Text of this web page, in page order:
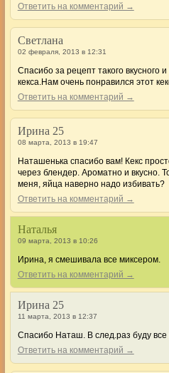
Ответить на комментарий →
Светлана
02 февраля, 2013 в 12:31
Спасибо за рецепт такого вкусного
кекса.Нам очень понравился этот
Ответить на комментарий →
Ирина 25
08 марта, 2013 в 19:47
Наташенька спасибо вам! Кекс
через блендер. Ароматно и вкусно.
меня, яйца наверно надо избивать?
Ответить на комментарий →
Наталья
09 марта, 2013 в 10:26
Ирина, я смешивала все миксером.
Ответить на комментарий →
Ирина 25
11 марта, 2013 в 12:37
Спасибо Наташ. В след.раз буду все
Ответить на комментарий →